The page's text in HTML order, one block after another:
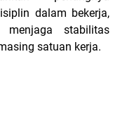
dalam bekerja,
stabilitas
satuan kerja.